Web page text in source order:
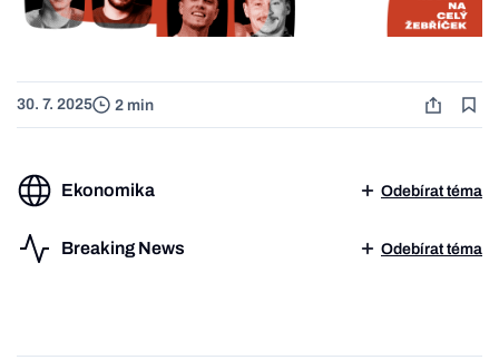
30. 7. 2025 2 min
Ekonomika Odebírat téma
Breaking News Odebírat téma